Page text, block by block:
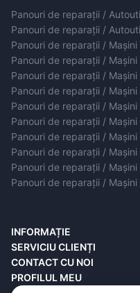
Panouri de reparații /
Panouri de reparații /
Panouri de reparații / Mașini
Panouri de reparații / Mașini
Panouri de reparații / Mașini
Panouri de reparații /
Panouri de reparații /
Panouri de reparații / Mașini
Panouri de reparații / Mașini
Panouri de reparații /
Panouri de reparații /
Panouri de reparații /
INFORMAȚIE
Despre noi
Informații de livrare
Politica de confidențialitate
SERVICIU CLIENȚI
contact cu noi
Reclamații
CONTACT CU NOI
PROFILUL MEU